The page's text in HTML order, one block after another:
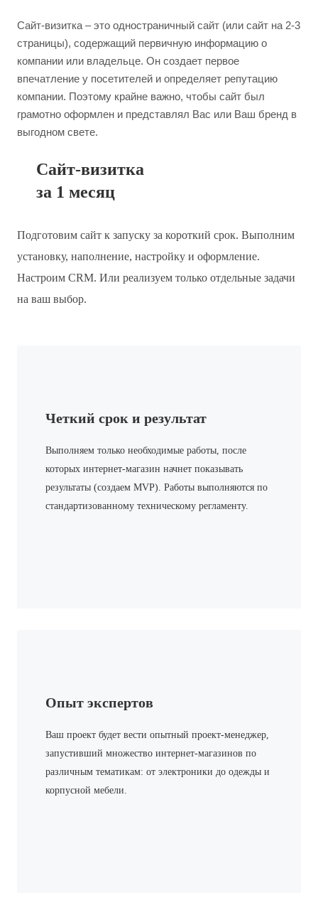
Сайт-визитка – это одностраничный сайт (или сайт на 2-3
страницы), содержащий первичную информацию о
компании или владельце. Он создает первое
впечатление у посетителей и определяет репутацию
компании. Поэтому крайне важно, чтобы сайт был
грамотно оформлен и представлял Вас или Ваш бренд в
выгодном свете.
Сайт-визитка
за 1 месяц
Подготовим сайт к запуску за короткий срок. Выполним
установку, наполнение, настройку и оформление.
Настроим CRM. Или реализуем только отдельные задачи
на ваш выбор.
Четкий срок и результат
Выполняем только необходимые работы, после
которых интернет-магазин начнет показывать
результаты (создаем MVP). Работы выполняются по
стандартизованному техническому регламенту.
Опыт экспертов
Ваш проект будет вести опытный проект-менеджер,
запустивший множество интернет-магазинов по
различным тематикам: от электроники до одежды и
корпусной мебели.